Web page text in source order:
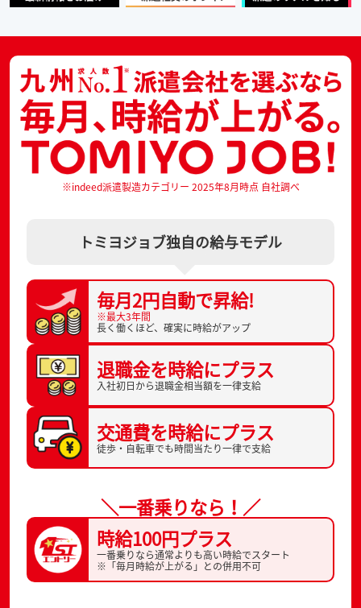
※indeed派遣製造カテゴリー 2025年8月時点 自社調べ
トミヨジョブ独自の給与モデル
毎月2円自動で昇給!
※最大3年間
長く働くほど、 確実に時給がアップ
退職金を時給にプラス
入社初日から退職金相当額を一律支給
交通費を時給にプラス
徒歩・自転車でも時間当たり一律で支給
＼一番乗りなら！／
時給100円プラス
一番乗りなら通常よりも高い時給でスタート
※「毎月時給が上がる」との併用不可